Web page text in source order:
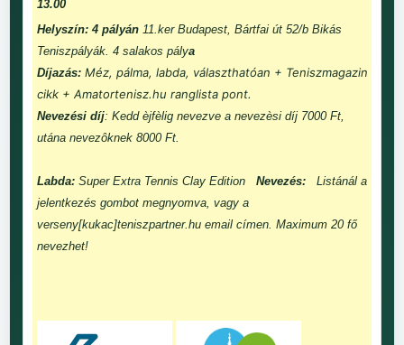
13.00
Helyszín: 4 pályán 11.ker Budapest, Bártfai út 52/b Bikás
Teniszpályák. 4 salakos pálya
Díjazás: Méz, pálma, labda, választhatóan + Teniszmagazin
cikk + Amatortenisz.hu ranglista pont.
Nevezési díj: Kedd èjfèlig nevezve a nevezèsi díj 7000 Ft,
utána nevezôknek 8000 Ft.
Labda: Super Extra Tennis Clay Edition Nevezés:
Listánál a
jelentkezés gombot megnyomva, vagy a
verseny[kukac]teniszpartner.hu email címen. Maximum 20 fő
nevezhet!